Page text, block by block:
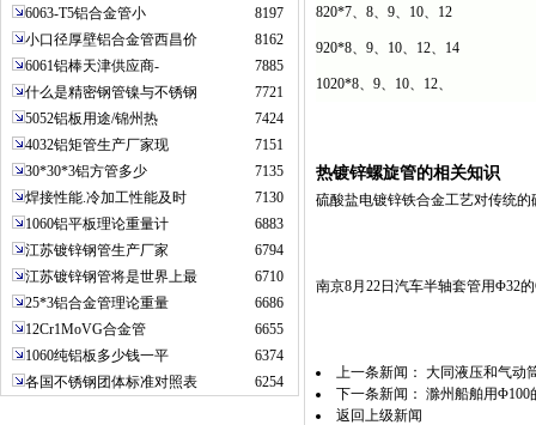
6063-T5铝合金管小
8197
小口径厚壁铝合金管西昌价
8162
6061铝棒天津供应商-
7885
什么是精密钢管镍与不锈钢
7721
5052铝板用途/锦州热
7424
4032铝矩管生产厂家现
7151
30*30*3铝方管多少
7135
焊接性能.冷加工性能及时
7130
1060铝平板理论重量计
6883
江苏镀锌钢管生产厂家
6794
江苏镀锌钢管将是世界上最
6710
25*3铝合金管理论重量
6686
12Cr1MoVG合金管
6655
1060纯铝板多少钱一平
6374
各国不锈钢团体标准对照表
6254
820*7、8、9、10、12
920*8、9、10、12、14
1020*8、9、10、12、
热镀锌螺旋管的相关知识
硫酸盐电镀锌铁合金工艺对传统
南京8月22日汽车半轴套管用Φ32
上一条新闻： 大同液压和气动
下一条新闻： 滁州船舶用Φ100
返回上级新闻